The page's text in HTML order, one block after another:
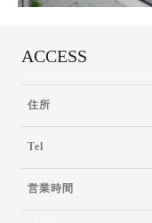
ACCESS
住所
Tel
営業時間